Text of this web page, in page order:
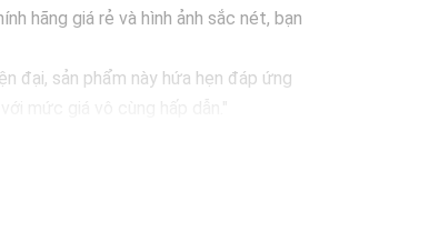
hãng giá rẻ và hình ảnh sắc nét, bạn
đại, sản phẩm này hứa hẹn đáp ứng